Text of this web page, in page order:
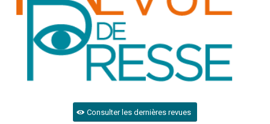
Consulter les dernières revues